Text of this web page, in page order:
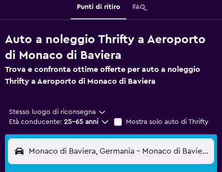
Punti di ritiro FAQ
Auto a noleggio Thrifty a Aeroporto
di Monaco di Baviera
Trova e confronta ottime offerte per auto a noleggio
Thrifty a Aeroporto di Monaco di Baviera
Stesso luogo di riconsegna
Età conducente: 25-65 anni Mostra solo auto di Thrifty
Monaco di Baviera, Germania - Monaco di Baviera (MUC)